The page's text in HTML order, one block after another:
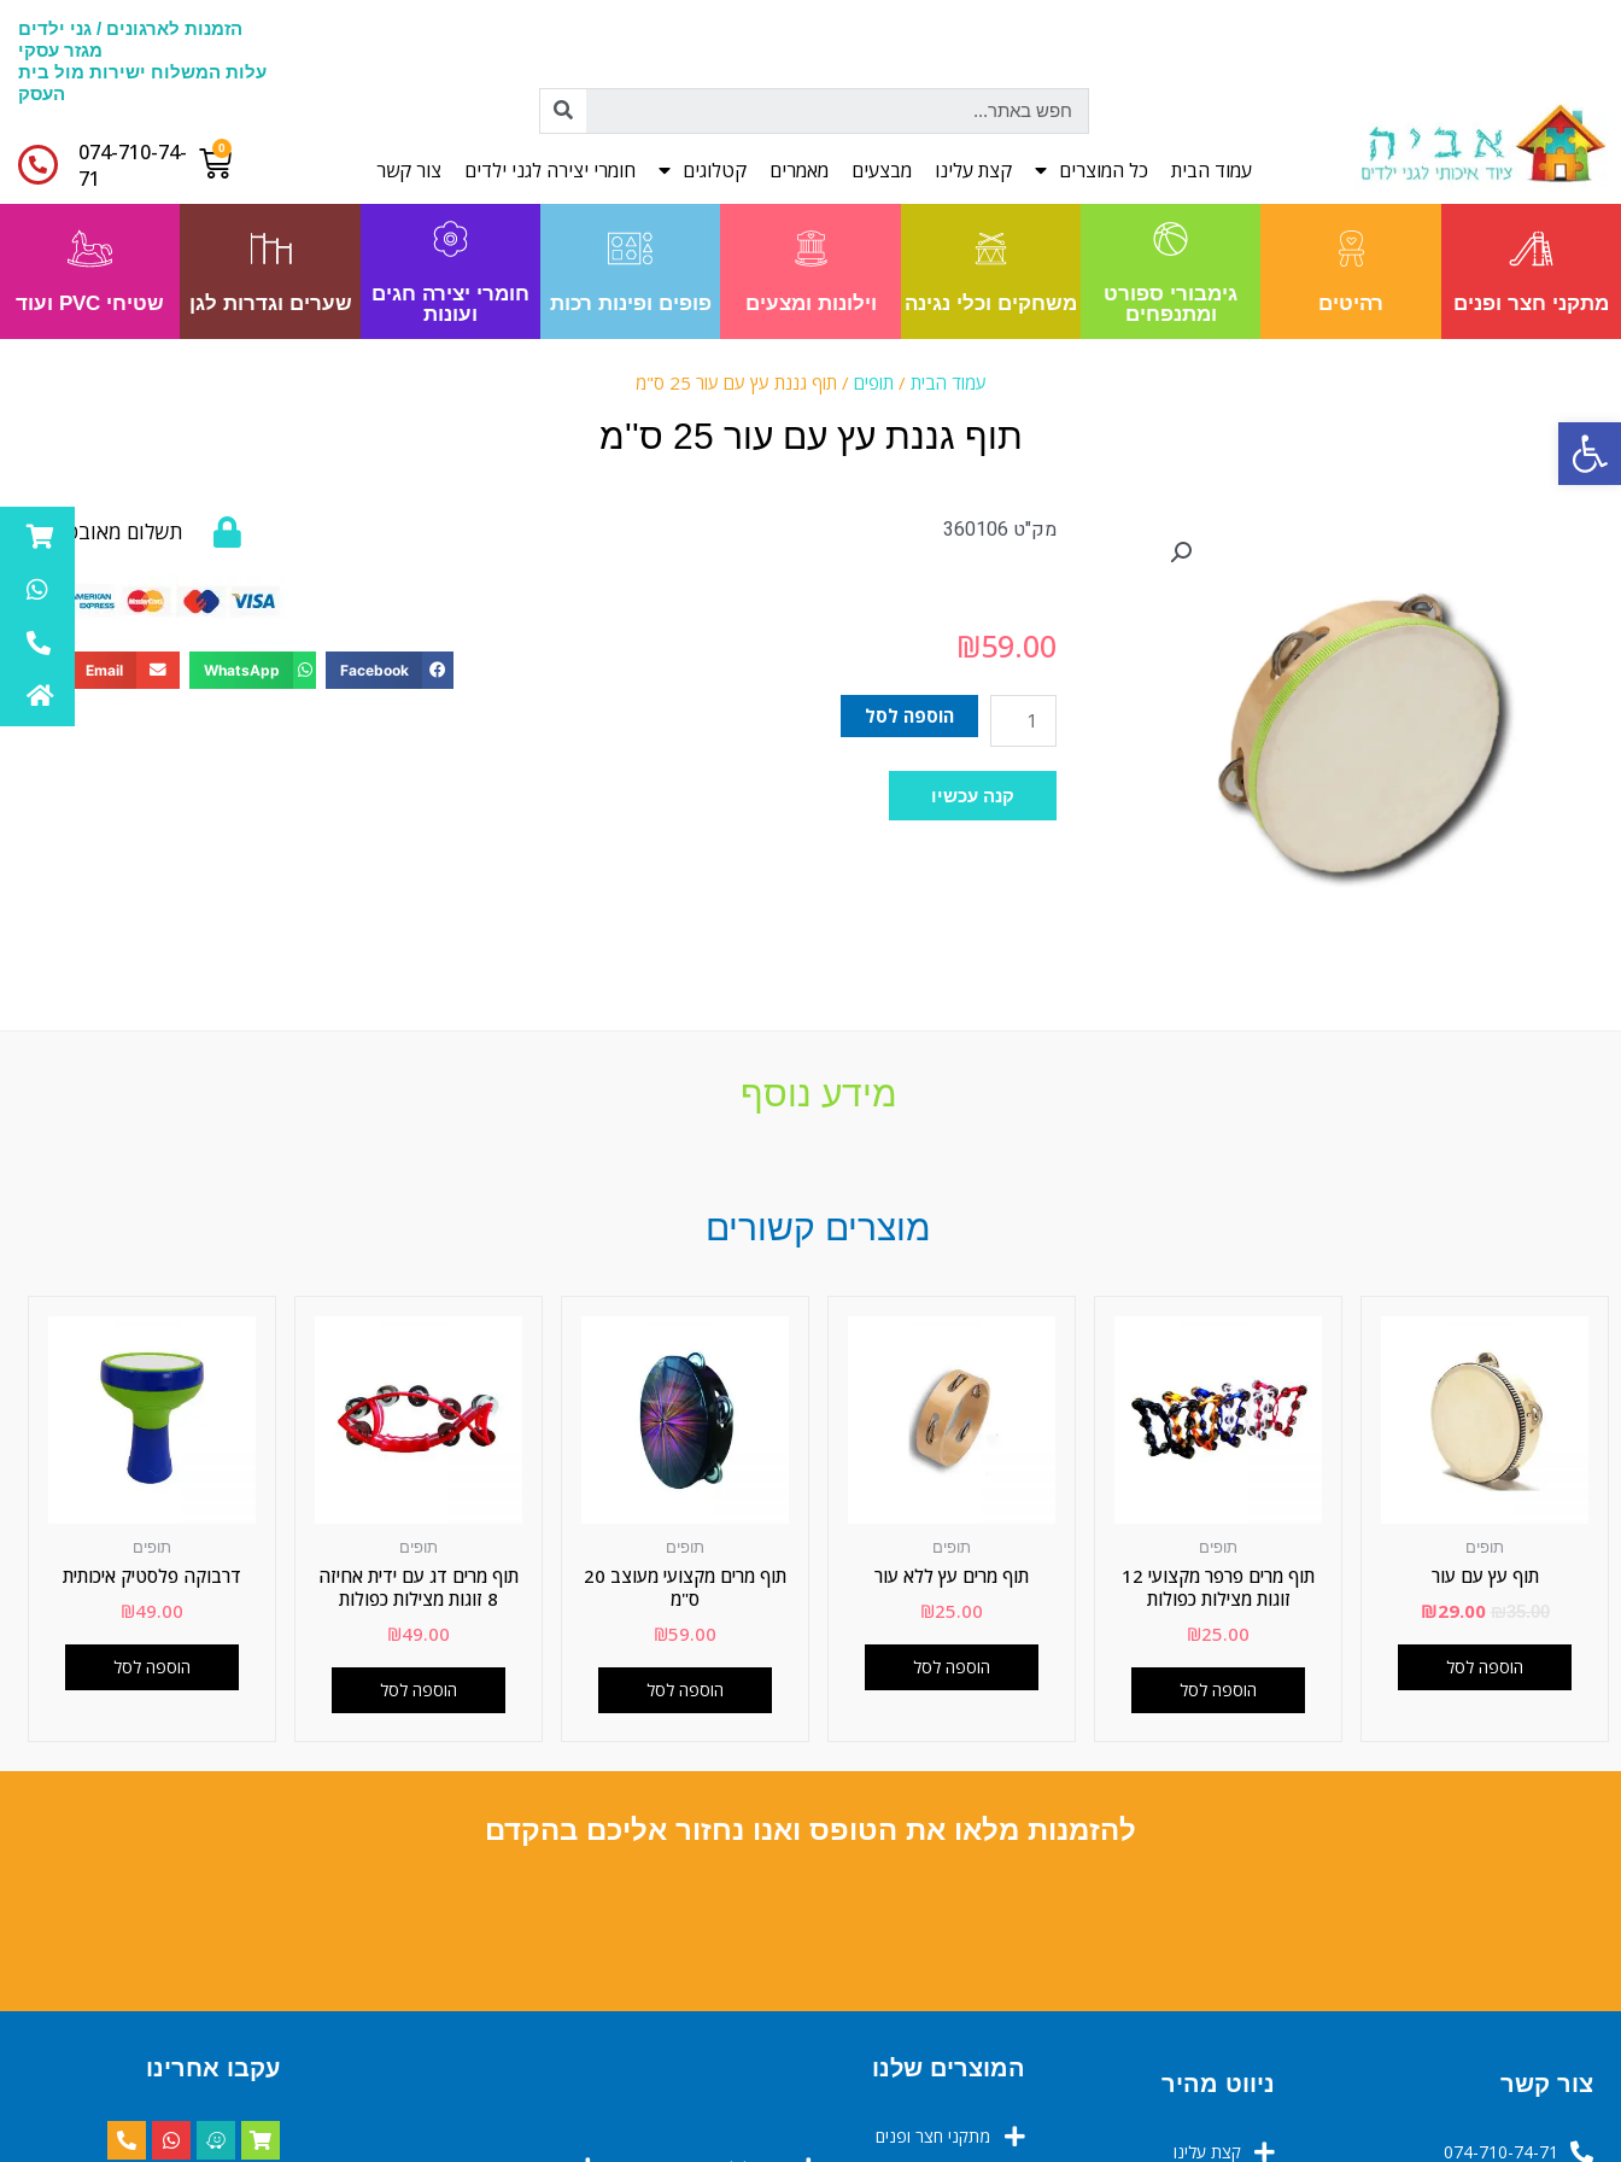
פתח סרגל נגישות
עמוד הבית כל המוצרים קצת עלינו מבצעים מאמרים קטלוגים חומרי יצירה לגני ילדים צור קשר
הזמנות לארגונים / גני ילדים
מגזר עסקי
עלות המשלוח ישירות מול בית
העסק
074-710-74-
71​
מתקני חצר ופנים רהיטים
גימבורי ספורט
ומתנפחים
משחקים וכלי נגינה וילונות ומצעים פופים ופינות רכות
חומרי יצירה חגים
ועונות
שערים וגדרות לגן שטיחי PVC ועוד
עמוד הבית / תופים / תוף גננת עץ עם עור 25 ס"מ
תוף גננת עץ עם עור 25 ס''מ
מק"ט 360106
₪59.00
הוספה לסל
קנה עכשיו
תשלום מאובטח
Facebook
WhatsApp
Email
מידע נוסף
מוצרים קשורים
תופים
תוף עץ עם עור
₪29.00
הוספה לסל
תופים
תוף מרים עץ ללא עור
₪25.00
הוספה לסל
תופים
תוף מרים מקצועי מעוצב 20
ס"מ
₪59.00
הוספה לסל
תופים
דרבוקה פלסטיק איכותית
₪49.00
הוספה לסל
תופים
תוף מרים פרפר מקצועי 12
זוגות מצילות כפולות
₪25.00
הוספה לסל
תופים
תוף מרים דג עם ידית אחיזה
8 זוגות מצילות כפולות
₪49.00
הוספה לסל
להזמנות מלאו את הטופס ואנו נחזור אליכם בהקדם
צור קשר
074-710-74-71
ניווט מהיר
קצת עלינו
המוצרים שלנו
מתקני חצר ופנים
עקבו אחרינו